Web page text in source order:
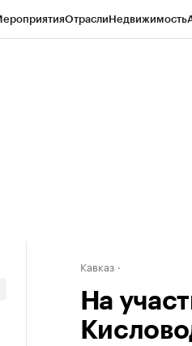
ОтраслиНедвижимость
Кавказ
На